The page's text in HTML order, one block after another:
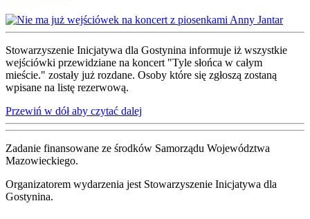
Stowarzyszenie Inicjatywa dla Gostynina informuje iż wszystkie
wejściówki przewidziane na koncert "Tyle słońca w całym
mieście." zostały już rozdane. Osoby które się zgłoszą zostaną
wpisane na listę rezerwową.
Przewiń w dół aby czytać dalej
Zadanie finansowane ze środków Samorządu Województwa
Mazowieckiego.
Organizatorem wydarzenia jest Stowarzyszenie Inicjatywa dla
Gostynina.